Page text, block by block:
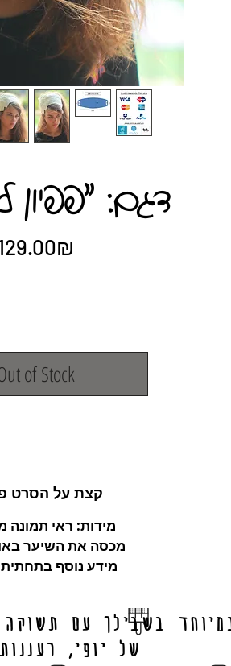
"דגם: "פפיון
‏129.00 ‏₪
of Stock
: קצת על הסרט
מידות: ראי תמונה
מכסה את השיער
מידע נוסף
בשבילך עם
של יופי,